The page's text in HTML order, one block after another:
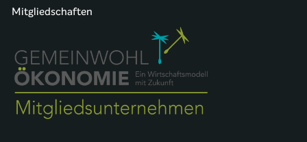
Mitgliedschaften